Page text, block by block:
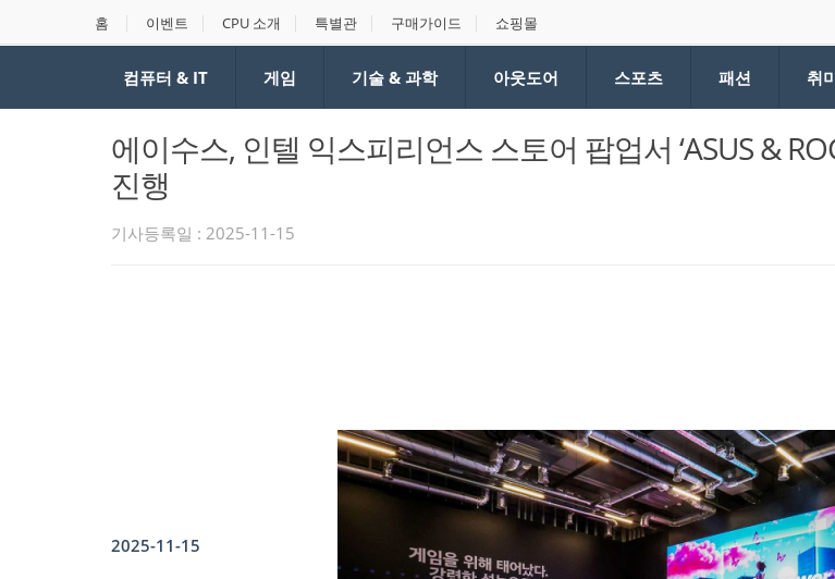
홈 이벤트 CPU 소개 특별관 구매가이드 쇼핑몰
컴퓨터 & IT 게임 기술 & 과학 아웃도어 스포츠 패션 취
에이수스, 인텔 익스피리언스 스토어 팝업서 ‘ASUS &
진행
기사등록일 : 2025-11-15
2025-11-15